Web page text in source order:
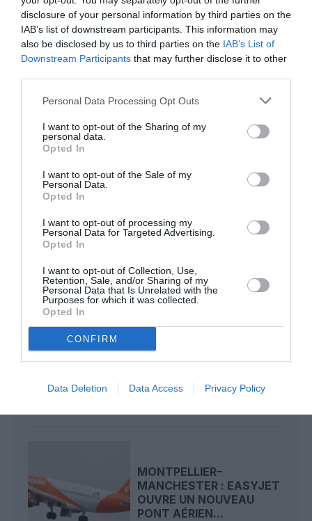
disclosure of your personal information by third parties on the
IAB’s list of downstream participants. This information may
also be disclosed by us to third parties on the IAB’s List of
Downstream Participants that may further disclose it to other
Personal Data Processing Opt Outs
I want to opt-out of the Sharing of my
personal data.
Opted In
I want to opt-out of the Sale of my
Personal Data.
Opted In
I want to opt-out of processing my
Personal Data for Targeted Advertising.
Opted In
I want to opt-out of Collection, Use,
Retention, Sale, and/or Sharing of my
Personal Data that Is Unrelated with the
Purposes for which it was collected.
Opted In
CONFIRM
Data Deletion Data Access Privacy Policy
TFFRYYZ a commenté l'article :
Pointe‑à‑Pitre – Panama City : Air France ouvre un pont
aérien vers l’Amérique latine
Bmi Regional Lyon Manchester
RIYADH AIR PRÉPARE SON
HUB MONDIAL : MADRID,
PRIX ATTRACTIFS :
PROGRAMME...
MONTPELLIER–
MANCHESTER : EASYJET
OUVRE UN NOUVEAU
PONT AÉRIEN...